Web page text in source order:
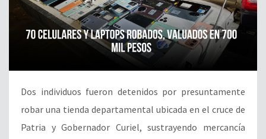
Dos individuos fueron detenidos por presuntamente
robar una tienda departamental ubicada en el cruce de
Patria y Gobernador Curiel, sustrayendo mercancía